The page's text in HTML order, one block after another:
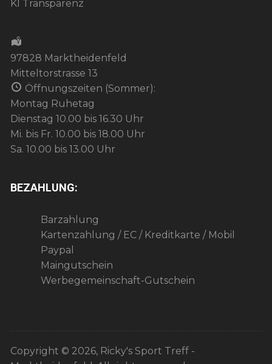
KI Transparenz
97828 Marktheidenfeld
Mitteltorstrasse 13
Öffnungszeiten (Sommer):
Montag Ruhetag
Dienstag 10.00 bis 16.30 Uhr
Mi. bis Fr. 10.00 bis 18.00 Uhr
Sa. 10.00 bis 13.00 Uhr
BEZAHLUNG:
Barzahlung
Kartenzahlung / EC / Kreditkarte / Mobil
Paypal
Maingutschein
Werbegemeinschaft-Gutschein
Copyright © 2026, Ricky's Sport Treff -